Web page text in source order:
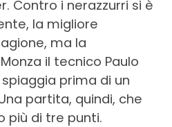
Contro i nerazzurri si è
la migliore
ma la
il tecnico Paulo
spiaggia prima di un
partita, quindi, che
più di tre punti.